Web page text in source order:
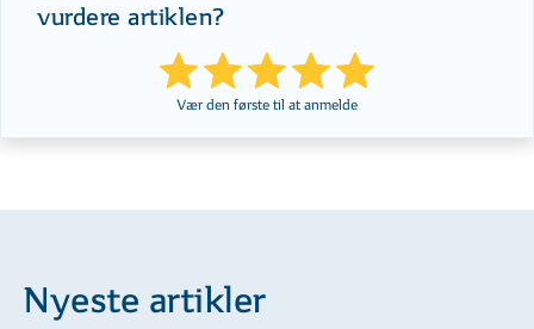
vurdere artiklen?
Vær den første til at anmelde
Nyeste artikler